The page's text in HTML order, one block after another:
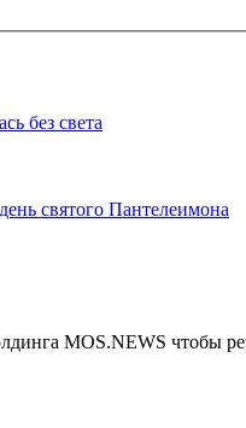
без света
святого Пантелеимона
MOS.NEWS чтобы